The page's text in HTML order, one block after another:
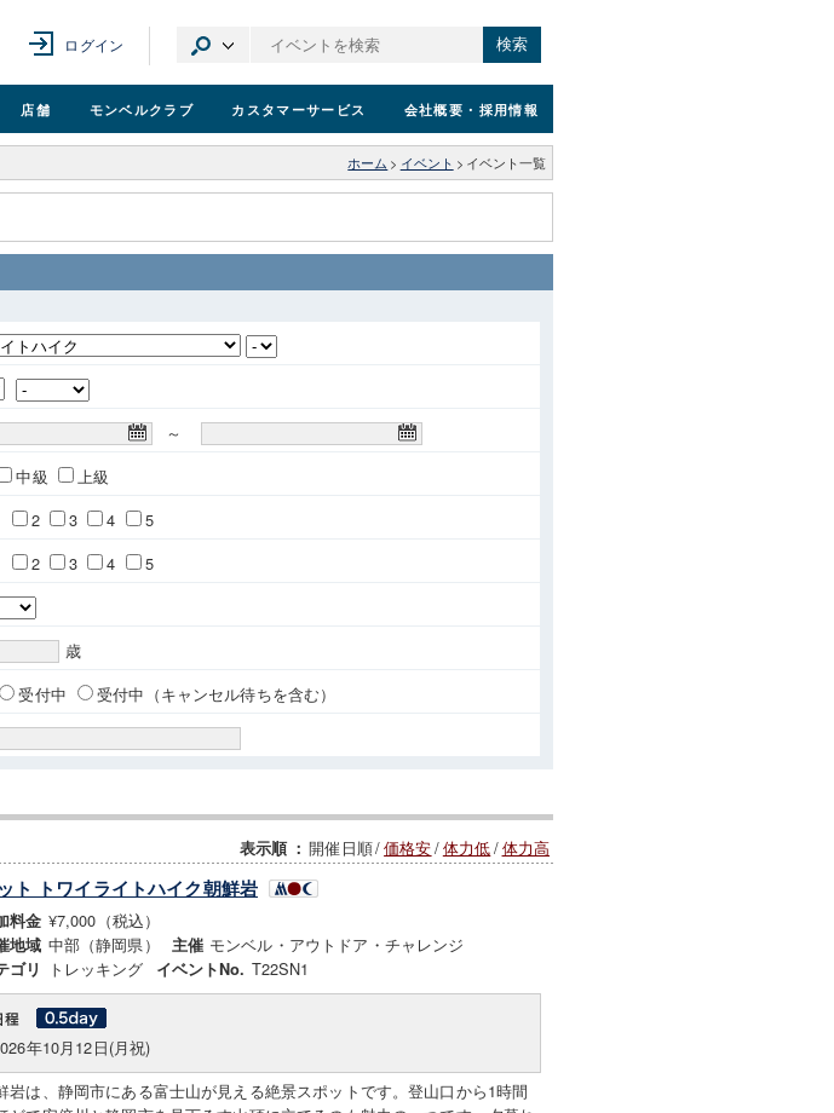
ログイン 検索
店舗 モンベルクラブ カスタマーサービス 会社概要 ・採用情報
ホーム > イベント > イベント一覧
～
中級
上級
2 3 4
5
2 3 4
5
歳
受付中
受付中（キャンセル待ちを含む）
表示順 ： 開催日順/価格安/体力低/体力高
ト トワイライトハイク朝鮮岩
料金 ¥7,000（税込）
地域 中部（静岡県） 主催 モンベル・アウトドア・チャレンジ
ゴリ トレッキング イベントNo. T22SN1
年10月12日(月祝)
岩は、静岡市にある富士山が見える絶景スポットです。登山口から1時間